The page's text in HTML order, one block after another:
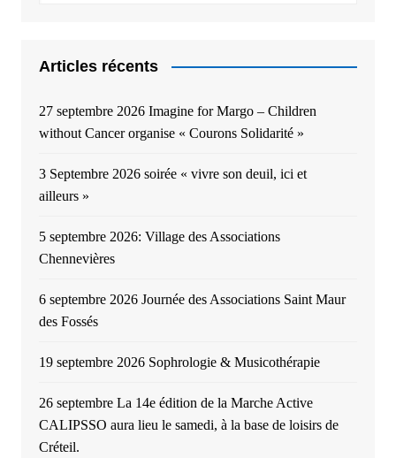
Articles récents
27 septembre 2026 Imagine for Margo – Children
without Cancer organise « Courons Solidarité »
3 Septembre 2026 soirée « vivre son deuil, ici et
ailleurs »
5 septembre 2026: Village des Associations
Chennevières
6 septembre 2026 Journée des Associations Saint Maur
des Fossés
19 septembre 2026 Sophrologie & Musicothérapie
26 septembre La 14e édition de la Marche Active
CALIPSSO aura lieu le samedi, à la base de loisirs de
Créteil.